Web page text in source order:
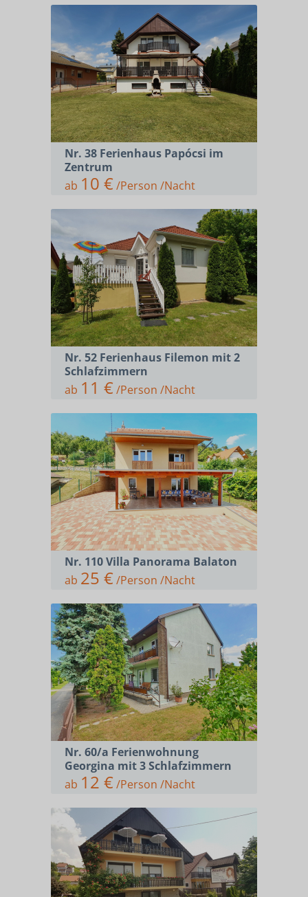
Nr. 38 Ferienhaus Papócsi im
Zentrum
ab 10 €/Person /Nacht
Nr. 52 Ferienhaus Filemon mit 2
Schlafzimmern
ab 11 €/Person /Nacht
Nr. 110 Villa Panorama Balaton
ab 25 €/Person /Nacht
Nr. 60/a Ferienwohnung
Georgina mit 3 Schlafzimmern
ab 12 €/Person /Nacht